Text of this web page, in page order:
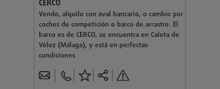
CERCO
Vendo, alquilo con aval bancario, o cambio por
coches de competición o barco de arrastre. El
barco es de CERCO, se encuentra en Caleta de
Vélez (Málaga), y está en perfectas
condiciones